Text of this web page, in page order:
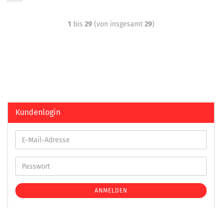
1 bis 29(von insgesamt 29)
Kundenlogin
ANMELDEN